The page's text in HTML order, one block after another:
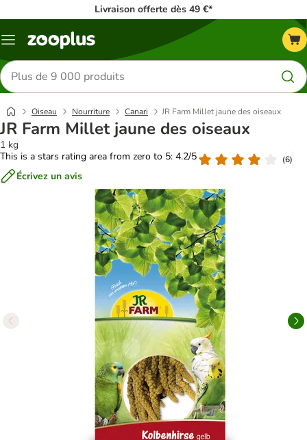
Livraison offerte dès 49 €*
Menu
Rechercher
des
produits
Oiseau Nourriture Canari JR Farm Millet jaune des oiseaux
JR Farm Millet jaune des oiseaux
1 kg
This is a stars rating area from zero to 5: 4.2/5
(6)
Écrivez un avis